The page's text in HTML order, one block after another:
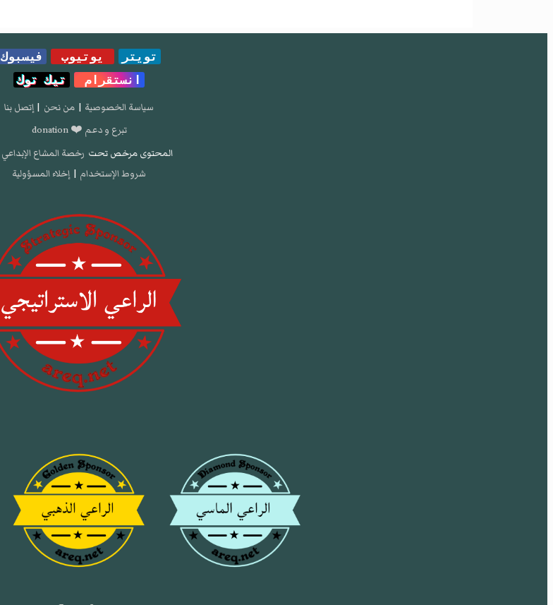
تويتر يوتيوب
فيسبوك
انستقرام
تيك توك
سياسة الخصوصية | من نحن | إتصل بنا
تبرع و دعم ❤️ donation
المحتوى مرخص تحت رخصة المشاع الإبداعي 3.0
شروط الإستخدام | إخلاء المسؤولية